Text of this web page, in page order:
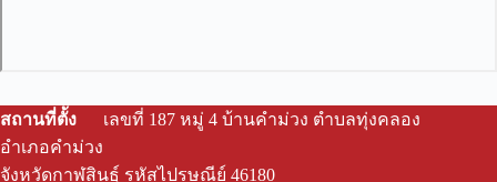
สถานที่ตั้ง เลขที่ 187 หมู่ 4 บ้านคําม่วง ตําบลทุ่งคลอง
อําเภอคําม่วง
จังหวัดกาฬสินธุ์ รหัสไปรษณีย์ 46180